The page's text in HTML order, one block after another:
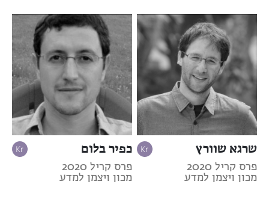
שרגא שוורץ
פרס קריל 2020
מכון ויצמן למדע
כפיר בלום
פרס קריל 2020
מכון ויצמן למדע